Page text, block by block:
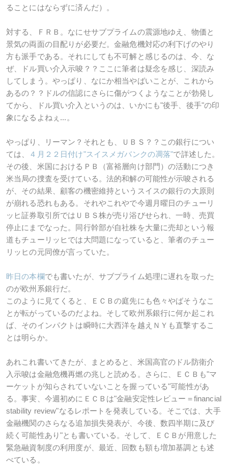
ることにはならずに済んだ）。
対する、ＦＲＢ。なにせサブプライムの震源地ゆえ、物価と
景気の両面の目配りが必要だ。金融危機対応の利下げのやり
方も派手である。それにしても不可解と感じるのは、今、な
ぜ、ドル買い介入示唆？？ここに筆者は疑念を感じ、深読み
してしまう。やっぱり、なにか相当やばいことが、これから
あるの？？ドルの信認にさらに傷がつくようなことが勃発し
てから、ドル買い介入というのは、いかにも"後手、後手"の印
象になるよねぇ...。
やっぱり、リーマン？それとも、ＵＢＳ？？この銀行につい
ては、
４月２２日付け"スイスメガバンクの凋落"で詳述した。
その後、米国におけるＰＢ（富裕層向け部門）の活動につき
米当局の捜査を受けている。法的和解の可能性が示唆される
が、その結果、顧客の機密維持というスイスの銀行の大原則
が崩れる恐れもある。それやこれやで今週月曜日のチューリ
ッヒ証券取引所ではＵＢＳ株が売り浴びせられ、一時、売買
停止にまでなった。同行幹部が自社株を大量に売却という報
道もチューリッヒでは大問題になっていると、筆者のチュー
リッヒの元同僚が言っていた。
昨日の本欄でも書いたが、サブプライム処理に遅れを取った
のが欧州系銀行だ。
このように見てくると、ＥＣＢの庭先にも色々やばそうなこ
とが転がっているのだよね。そして欧州系銀行に何か起これ
ば、そのインパクトは瞬時に大西洋を越えＮＹも直撃するこ
とは明らか。
あれこれ書いてきたが、まとめると、米国高官のドル防衛介
入示唆は金融危機再燃の兆しと読める。さらに、ＥＣＢも"マ
ーケットが知らされていないことを握っている"可能性があ
る。事実、今週初めにＥＣＢは"金融安定性レビュー＝financial
stability review"なるレポートを発表している。そこでは、大手
金融機関のさらなる追加損失発表が、今後、数四半期に及び
続く可能性あり"とも書いている。そして、ＥＣＢが用意した
緊急融資制度の利用度が、最近、回数も額も増加基調とも述
べている。